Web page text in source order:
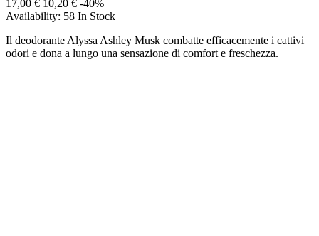
17,00 € 10,20 € -40%
Availability: 58 In Stock
Il deodorante Alyssa Ashley Musk combatte efficacemente i cattivi
odori e dona a lungo una sensazione di comfort e freschezza.